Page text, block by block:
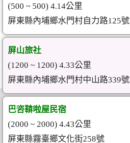
(500 ~ 500) 4.14公里
屏東縣內埔鄉水門村自力路125號
屏山旅社
(1200 ~ 1200) 4.33公里
屏東縣內埔鄉水門村中山路339號
巴咨鞥啦屋民宿
(2000 ~ 2000) 4.43公里
屏東縣霧臺鄉文化街258號